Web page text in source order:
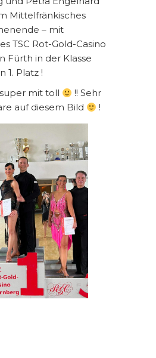
Mittelfränkisches
– mit
TSC Rot-Gold-Casino
Fürth in der Klasse
1. Platz !
mit toll
!! Sehr
auf diesem Bild
!